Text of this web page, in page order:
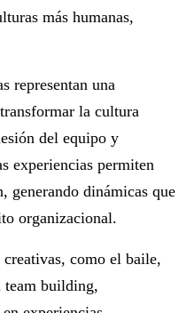
más humanas,
representan una
la cultura
del equipo y
experiencias permiten
generando dinámicas que
organizacional.
como el baile,
team building,